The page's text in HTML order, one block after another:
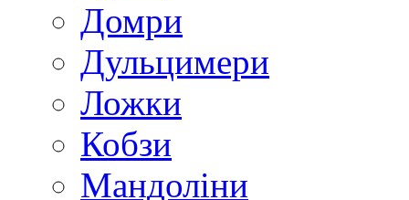
Домри
Дульцимери
Ложки
Кобзи
Мандоліни